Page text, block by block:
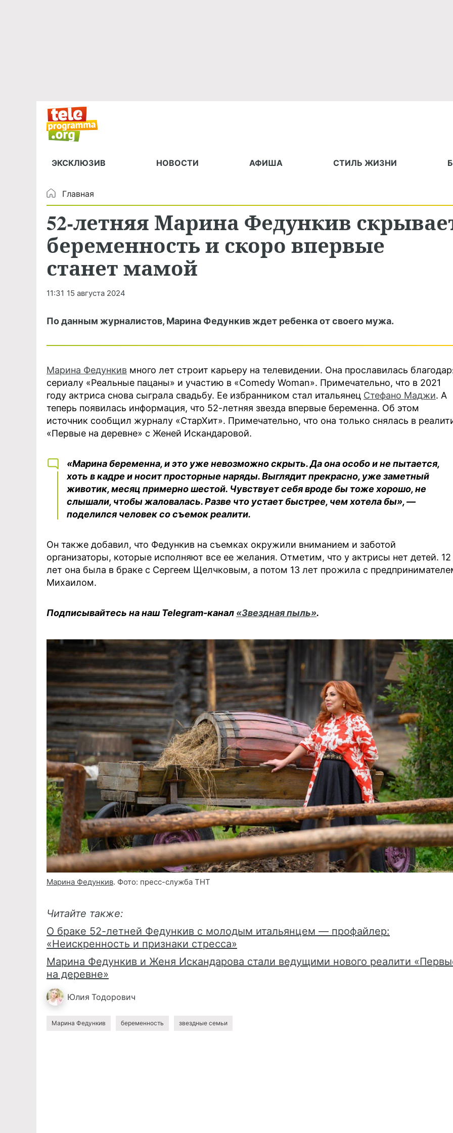
ЭКСКЛЮЗИВ НОВОСТИ АФИША СТИЛЬ ЖИЗНИ
Главная
52-летняя Марина Федункив
беременность и скоро впервые
станет мамой
11:31 15 августа 2024
По данным журналистов, Марина Федункив ждет ребенка от своего мужа.
Марина Федункив много лет строит карьеру на телевидении. Она прославилась
сериалу «Реальные пацаны» и участию в «Comedy Woman». Примечательно, что в 2021
году актриса снова сыграла свадьбу. Ее избранником стал итальянец Стефано Маджи. А
теперь появилась информация, что 52-летняя звезда впервые беременна. Об этом
источник сообщил журналу «СтарХит». Примечательно, что она только снялась в
«Первые на деревне» с Женей Искандаровой.
«Марина беременна, и это уже невозможно скрыть. Да она особо и не пытается,
хоть в кадре и носит просторные наряды. Выглядит прекрасно, уже заметный
животик, месяц примерно шестой. Чувствует себя вроде бы тоже хорошо, не
слышали, чтобы жаловалась. Разве что устает быстрее, чем хотела бы», —
поделился человек со съемок реалити.
Он также добавил, что Федункив на съемках окружили вниманием и заботой
организаторы, которые исполняют все ее желания. Отметим, что у актрисы нет детей. 12
лет она была в браке с Сергеем Щелчковым, а потом 13 лет прожила с
Михаилом.
Подписывайтесь на наш Telegram-канал «Звездная пыль».
Марина Федункив. Фото: пресс-служба ТНТ
Читайте также:
О браке 52-летней Федункив с молодым итальянцем — профайлер:
«Неискренность и признаки стресса»
Марина Федункив и Женя Искандарова стали ведущими нового реалити
на деревне»
Юлия Тодорович
Марина Федункив беременность звездные семьи